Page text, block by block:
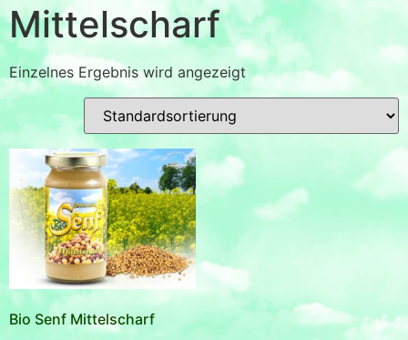
Mittelscharf
Einzelnes Ergebnis wird angezeigt
Bio Senf Mittelscharf